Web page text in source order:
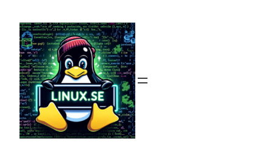
innehåll